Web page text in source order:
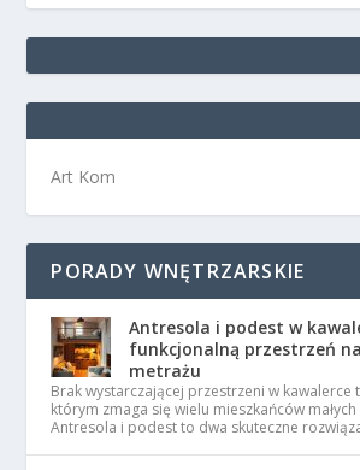
Art Kom
PORADY WNĘTRZARSKIE
Antresola i podest w
funkcjonalną przestrzeń
metrażu
Brak wystarczającej przestrzeni w
którym zmaga się wielu mieszkańców małych
Antresola i podest to dwa skuteczne